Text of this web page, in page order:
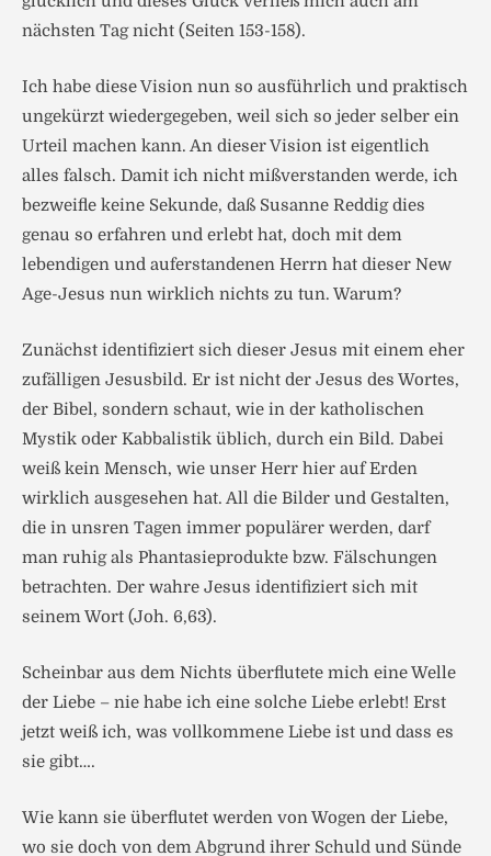
nächsten Tag nicht (Seiten 153-158).
Ich habe diese Vision nun so ausführlich und praktisch
ungekürzt wiedergegeben, weil sich so jeder selber ein
Urteil machen kann. An dieser Vision ist eigentlich
alles falsch. Damit ich nicht mißverstanden werde, ich
bezweifle keine Sekunde, daß Susanne Reddig dies
genau so erfahren und erlebt hat, doch mit dem
lebendigen und auferstandenen Herrn hat dieser New
Age-Jesus nun wirklich nichts zu tun. Warum?
Zunächst identifiziert sich dieser Jesus mit einem eher
zufälligen Jesusbild. Er ist nicht der Jesus des Wortes,
der Bibel, sondern schaut, wie in der katholischen
Mystik oder Kabbalistik üblich, durch ein Bild. Dabei
weiß kein Mensch, wie unser Herr hier auf Erden
wirklich ausgesehen hat. All die Bilder und Gestalten,
die in unsren Tagen immer populärer werden, darf
man ruhig als Phantasieprodukte bzw. Fälschungen
betrachten. Der wahre Jesus identifiziert sich mit
seinem Wort (Joh. 6,63).
Scheinbar aus dem Nichts überflutete mich eine Welle
der Liebe – nie habe ich eine solche Liebe erlebt! Erst
jetzt weiß ich, was vollkommene Liebe ist und dass es
sie gibt….
Wie kann sie überflutet werden von Wogen der Liebe,
wo sie doch von dem Abgrund ihrer Schuld und Sünde